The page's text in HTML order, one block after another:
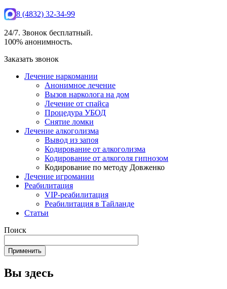
8 (4832) 32-34-99
24/7. Звонок бесплатный.
100% анонимность.
Заказать звонок
Лечение наркомании
Анонимное лечение
Вызов нарколога на дом
Лечение от спайса
Процедура УБОД
Снятие ломки
Лечение алкоголизма
Вывод из запоя
Кодирование от алкоголизма
Кодирование от алкоголя гипнозом
Кодирование по методу Довженко
Лечение игромании
Реабилитация
VIP-реабилитация
Реабилитация в Тайланде
Статьи
Поиск
Вы здесь